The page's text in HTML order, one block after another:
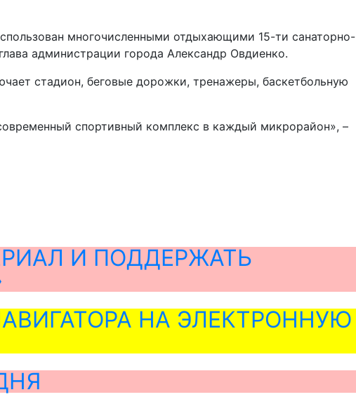
многочисленными отдыхающими 15-ти санаторно-
администрации города Александр Овдиенко.
стадион, беговые дорожки, тренажеры, баскетбольную
спортивный комплекс в каждый микрорайон», –
И ПОДДЕРЖАТЬ
НА ЭЛЕКТРОННУЮ